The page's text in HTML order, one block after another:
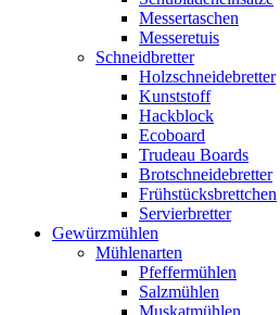
Messertaschen
Messeretuis
Schneidbretter
Holzschneidebretter
Kunststoff
Hackblock
Ecoboard
Trudeau Boards
Brotschneidebretter
Frühstücksbrettchen
Servierbretter
Gewürzmühlen
Mühlenarten
Pfeffermühlen
Salzmühlen
Muskatmühlen